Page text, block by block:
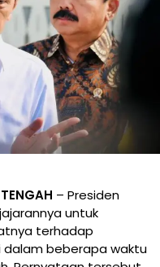
– Presiden
untuk
terhadap
dalam beberapa waktu